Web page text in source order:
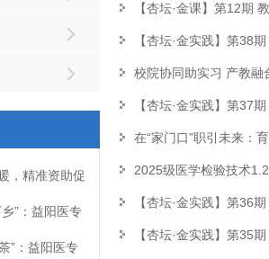
，精准资助促
”：益阳医专
一…”：益阳医专
【杏坛·金课】第12期
【杏坛·金实践】第38
校院协同助实习 产教融
【杏坛·金实践】第37
在“家门口”职引未来：
2025级医学检验技术
【杏坛·金实践】第36
【杏坛·金实践】第35